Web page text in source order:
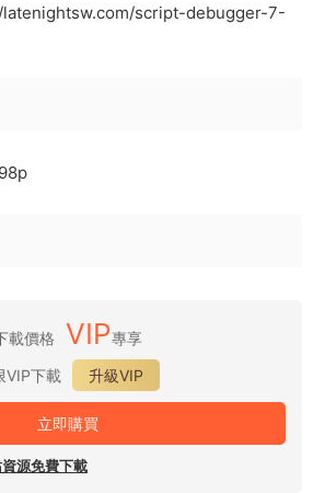
latenightsw.com/script-debugger-7-
載價格 VIP專享
VIP下載
升級VIP
立即購買
源免費下載